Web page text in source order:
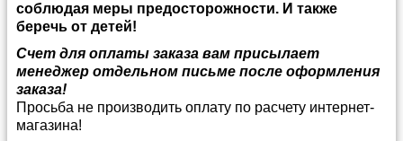
соблюдая меры предосторожности. И также
беречь от детей!
Счет для оплаты заказа вам присылает
менеджер отдельном письме после оформления
заказа!
Просьба не производить оплату по расчету интернет-
магазина!